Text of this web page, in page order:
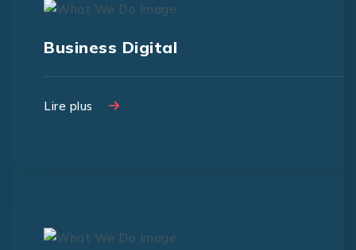
Business Digital
Lire plus